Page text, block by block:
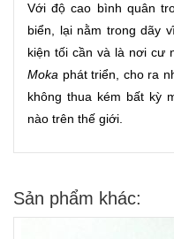
Với độ cao bình quân
biển, lại nằm trong dãy
kiện tối cần và là nơi cư
Moka phát triển, cho ra
không thua kém bất kỳ
nào trên thế giới.
Sản phẩm khác: